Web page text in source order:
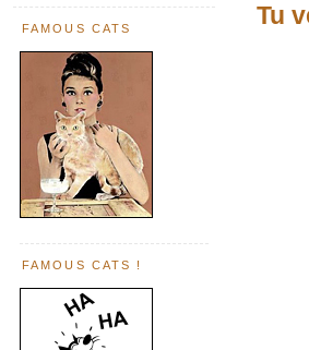
Tu
FAMOUS CATS
FAMOUS CATS !